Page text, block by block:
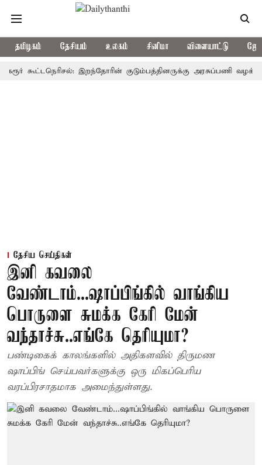
தமிழகம் தேசியம் உலகம் சினிமா விளையாட்டு
இறந்தோரின் குடும்பத்தினருக்கு அரசுப்பணி வழக்கு;
தேசிய செய்திகள்
இனி கவலை
வேண்டாம்...ஷாப்பிங்கில் வாங்கிய
பொருளை சுமக்க கேரி மேன்
வந்தாச்சு..எங்கே தெரியுமா?
பண்டிகைக் காலங்களில் அதிகளவில் திருமண
ஷாப்பிங் செய்பவர்களுக்கு ஒரு மிகப்பெரிய
வரப்பிரசாதமாக அமைந்துள்ளது.